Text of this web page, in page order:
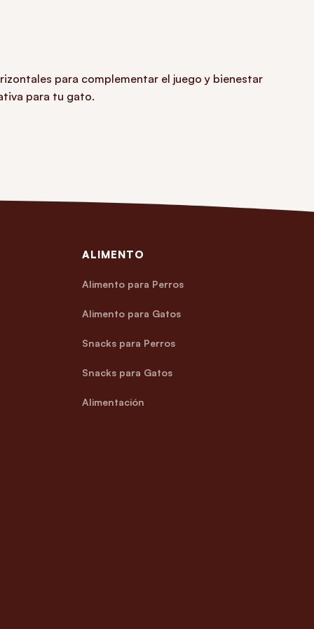
para complementar el juego y bienestar
para tu gato.
ALIMENTO
Alimento para Perros
Alimento para Gatos
Snacks para Perros
Snacks para Gatos
Alimentación